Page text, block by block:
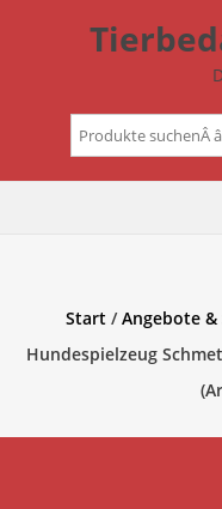
Suchen
nach:
Start /Angebote &
Hundespielzeug